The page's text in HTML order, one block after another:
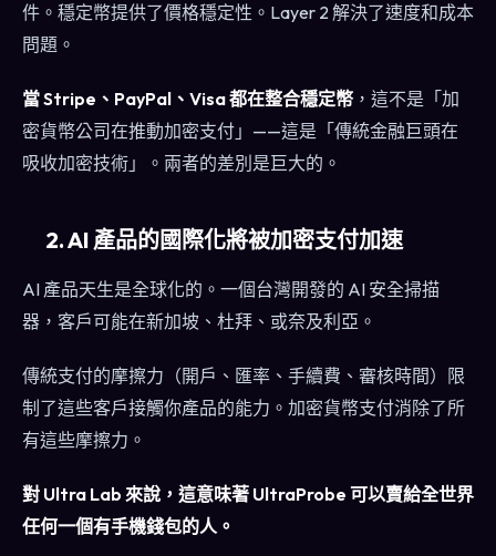
件。穩定幣提供了價格穩定性。Layer 2 解決了速度和成本
問題。
當 Stripe、PayPal、Visa 都在整合穩定幣 ，這不是「加
密貨幣公司在推動加密支付」——這是「傳統金融巨頭在
吸收加密技術」。兩者的差別是巨大的。
2. AI 產品的國際化將被加密支付加速
AI 產品天生是全球化的。一個台灣開發的 AI 安全掃描
器，客戶可能在新加坡、杜拜、或奈及利亞。
傳統支付的摩擦力（開戶、匯率、手續費、審核時間）限
制了這些客戶接觸你產品的能力。加密貨幣支付消除了所
有這些摩擦力。
對 Ultra Lab 來說，這意味著 UltraProbe 可以賣給全世界
任何一個有手機錢包的人。